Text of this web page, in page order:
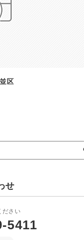
区
せ
ださい
5411